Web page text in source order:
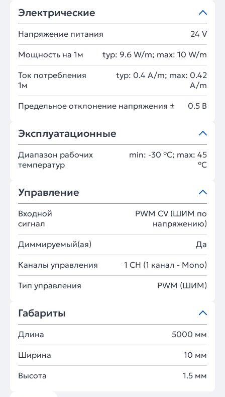
Электрические
Напряжение питания 24 V
Мощность на 1м typ: 9.6 W/m; max: 10 W/m
Ток потребления
1м
typ: 0.4 A/m; max: 0.42
A/m
Предельное отклонение напряжения ± 0.5 В
Эксплуатационные
Диапазон рабочих
температур
min: -30 °C; max: 45
°C
Управление
Входной
сигнал
PWM СV (ШИМ по
напряжению)
Диммируемый(ая) Да
Каналы управления 1 CH (1 канал - Mono)
Тип управления PWM (ШИМ)
Габариты
Длина 5000 мм
Ширина 10 мм
Высота 1.5 мм